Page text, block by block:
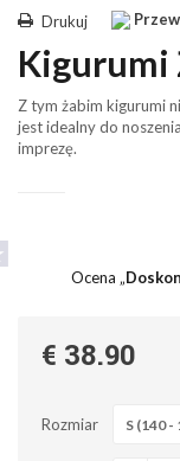
Drukuj
Kigurumi
Z tym żabim kigurumi
jest idealny do
imprezę.
Ocena „
€ 38.90
Rozmiar S (140 -